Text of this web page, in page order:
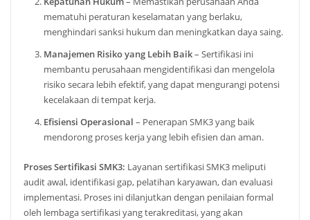
mematuhi peraturan keselamatan yang berlaku,
menghindari sanksi hukum dan meningkatkan daya saing.
Manajemen Risiko yang Lebih Baik– Sertifikasi ini
membantu perusahaan mengidentifikasi dan mengelola
risiko secara lebih efektif, yang dapat mengurangi potensi
kecelakaan di tempat kerja.
Efisiensi Operasional – Penerapan SMK3 yang baik
mendorong proses kerja yang lebih efisien dan aman.
Proses Sertifikasi SMK3: Layanan sertifikasi SMK3 meliputi
audit awal, identifikasi gap, pelatihan karyawan, dan evaluasi
implementasi. Proses ini dilanjutkan dengan penilaian formal
oleh lembaga sertifikasi yang terakreditasi, yang akan